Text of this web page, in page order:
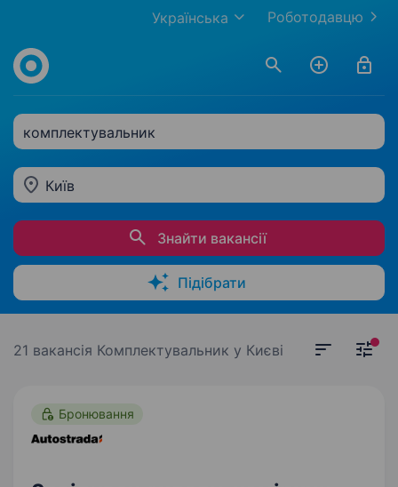
Роботодавцю
Українська
комплектувальник
Київ
Знайти вакансії
Підібрати
21 вакансія Комплектувальник у Києві
Бронювання